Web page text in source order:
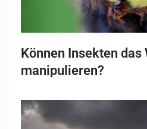
Können Insekten das
manipulieren?